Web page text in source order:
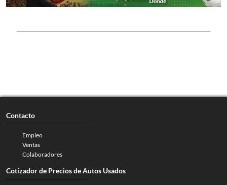
Contacto
Empleo
Ventas
Colaboradores
Cotizador de Precios de Autos Usados